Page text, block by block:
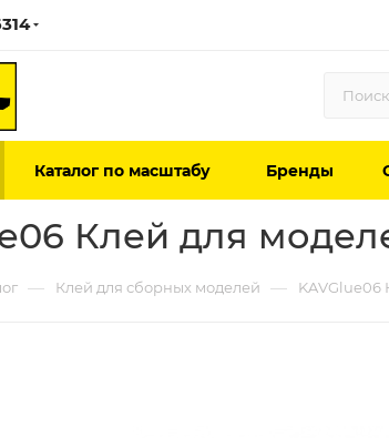
Каталог по масштабу Бренды
Клей для
— Клей для сборных моделей — KAVGlue06